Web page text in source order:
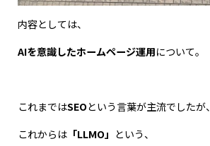
内容としては、
AIを意識したホームページ運用について。
これまではSEOという言葉が主流でしたが、
これからは 「LLMO」 という、